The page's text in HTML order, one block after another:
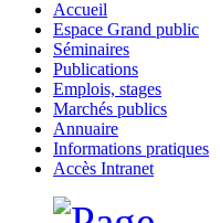
Accueil
Espace Grand public
Séminaires
Publications
Emplois, stages
Marchés publics
Annuaire
Informations pratiques
Accès Intranet